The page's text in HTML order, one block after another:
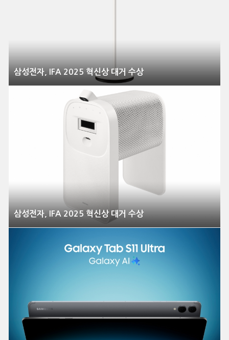
삼성전자, IFA 2025 혁신상 대거 수상
삼성전자, IFA 2025 혁신상 대거 수상